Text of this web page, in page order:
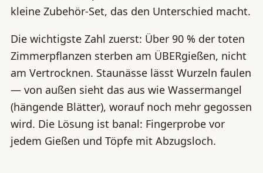
kleine Zubehör-Set, das den Unterschied macht.
Die wichtigste Zahl zuerst: Über 90 % der toten
Zimmerpflanzen sterben am ÜBERgießen, nicht
am Vertrocknen. Staunässe lässt Wurzeln faulen
— von außen sieht das aus wie Wassermangel
(hängende Blätter), worauf noch mehr gegossen
wird. Die Lösung ist banal: Fingerprobe vor
jedem Gießen und Töpfe mit Abzugsloch.